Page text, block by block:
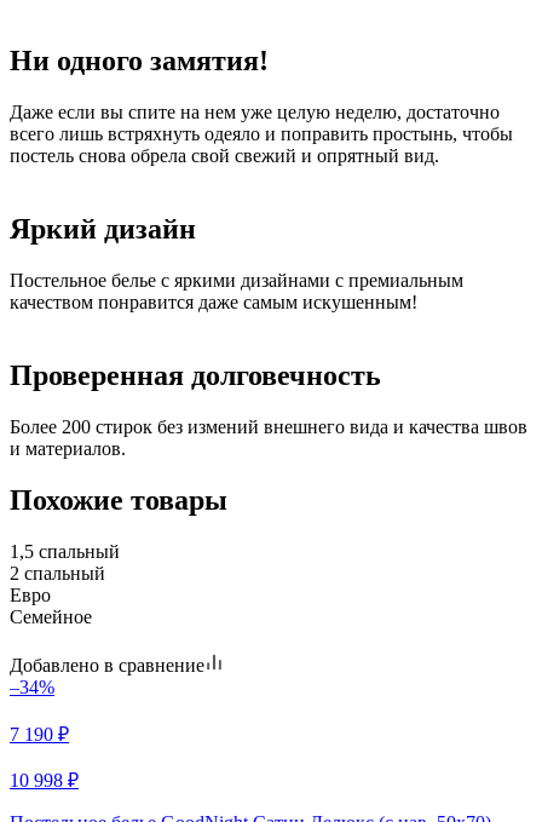
Ни одного замятия!
Даже если вы спите на нем уже целую неделю, достаточно
всего лишь встряхнуть одеяло и поправить простынь, чтобы
постель снова обрела свой свежий и опрятный вид.
Яркий дизайн
Постельное белье с яркими дизайнами с премиальным
качеством понравится даже самым искушенным!
Проверенная долговечность
Более 200 стирок без измений внешнего вида и качества швов
и материалов.
Похожие товары
1,5 спальный
2 спальный
Евро
Семейное
Добавлено в сравнение
–34%
7 190 ₽
10 998 ₽